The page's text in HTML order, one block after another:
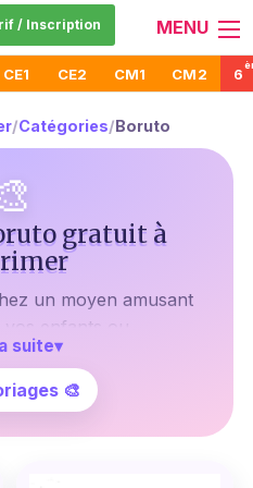
/ Inscription MENU
CE1 CE2 CM1 CM2 6
/Catégories/Boruto
gratuit à
un moyen amusant
enfants ou
après une longue
sont une
il peut être difficile de
qui ne coûtent
suite▾
🎨